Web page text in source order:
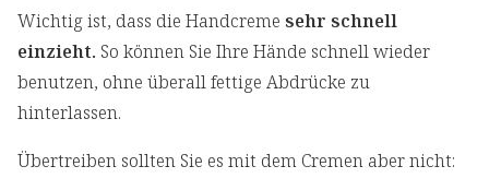
Wichtig ist, dass die Handcreme sehr schnell
einzieht. So können Sie Ihre Hände schnell wieder
benutzen, ohne überall fettige Abdrücke zu
hinterlassen.
Übertreiben sollten Sie es mit dem Cremen aber nicht: